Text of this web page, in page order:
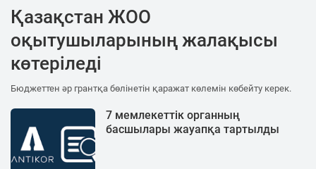
Қазақстан ЖОО
оқытушыларының жалақысы
көтеріледі
Бюджеттен әр грантқа бөлінетін қаражат көлемін көбейту керек.
7 мемлекеттік органның
басшылары жауапқа тартылды